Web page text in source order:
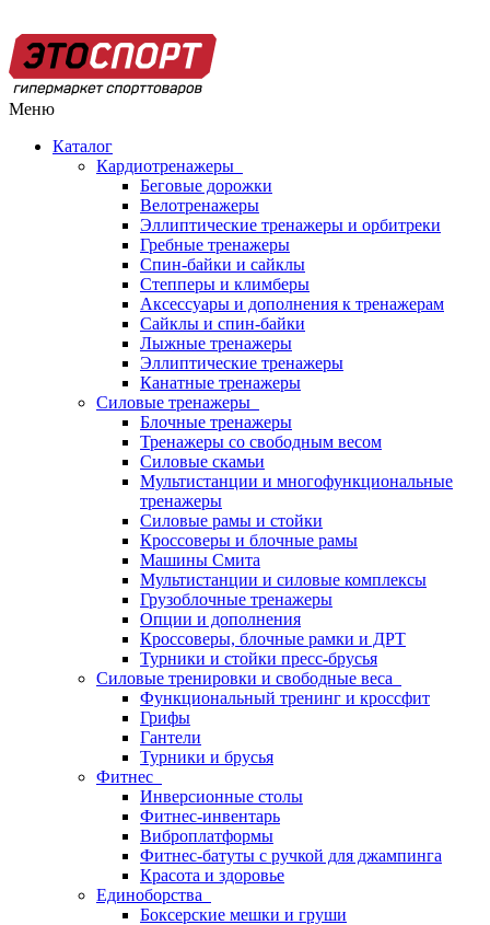
Меню
Каталог
Кардиотренажеры
Беговые дорожки
Велотренажеры
Эллиптические тренажеры и орбитреки
Гребные тренажеры
Спин-байки и сайклы
Степперы и климберы
Аксессуары и дополнения к тренажерам
Сайклы и спин-байки
Лыжные тренажеры
Эллиптические тренажеры
Канатные тренажеры
Силовые тренажеры
Блочные тренажеры
Тренажеры со свободным весом
Силовые скамьи
Мультистанции и многофункциональные
тренажеры
Силовые рамы и стойки
Кроссоверы и блочные рамы
Машины Смита
Мультистанции и силовые комплексы
Грузоблочные тренажеры
Опции и дополнения
Кроссоверы, блочные рамки и ДРТ
Турники и стойки пресс-брусья
Силовые тренировки и свободные веса
Функциональный тренинг и кроссфит
Грифы
Гантели
Турники и брусья
Фитнес
Инверсионные столы
Фитнес-инвентарь
Виброплатформы
Фитнес-батуты с ручкой для джампинга
Красота и здоровье
Единоборства
Боксерские мешки и груши